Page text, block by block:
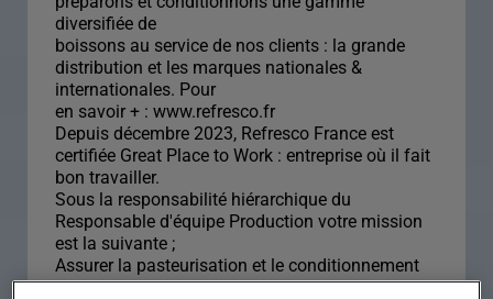
diversifiée de
boissons au service de nos clients : la grande
distribution et les marques nationales &
internationales. Pour
en savoir + : www.refresco.fr
Depuis décembre 2023, Refresco France est
certifiée Great Place to Work : entreprise où il fait
bon travailler.
Sous la responsabilité hiérarchique du
Responsable d'équipe Production votre mission
est la suivante ;
Assurer la pasteurisation et le conditionnement
des produits ainsi que leur conformité jusqu'en